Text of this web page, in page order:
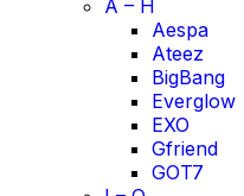
A – H
Aespa
Ateez
BigBang
Everglow
EXO
Gfriend
GOT7